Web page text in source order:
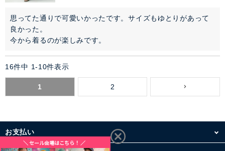
思ってた通りで可愛いかったです。サイズもゆとりがあって
良かった。
今から着るのが楽しみです。
16件中 1-10件表示
1 2
お支払い